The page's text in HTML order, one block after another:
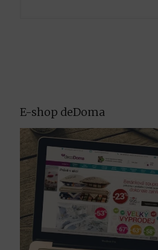
E-shop deDoma